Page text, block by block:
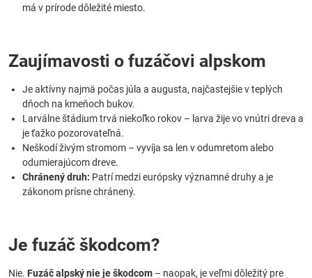
má v prírode dôležité miesto.
Zaujímavosti o fuzáčovi alpskom
Je aktívny najmä počas júla a augusta, najčastejšie v teplých
dňoch na kmeňoch bukov.
Larválne štádium trvá niekoľko rokov – larva žije vo vnútri dreva a
je ťažko pozorovateľná.
Neškodí živým stromom – vyvíja sa len v odumretom alebo
odumierajúcom dreve.
Chránený druh: Patrí medzi európsky významné druhy a je
zákonom prísne chránený.
Je fuzáč škodcom?
Nie. Fuzáč alpský nie je škodcom – naopak, je veľmi dôležitý pre